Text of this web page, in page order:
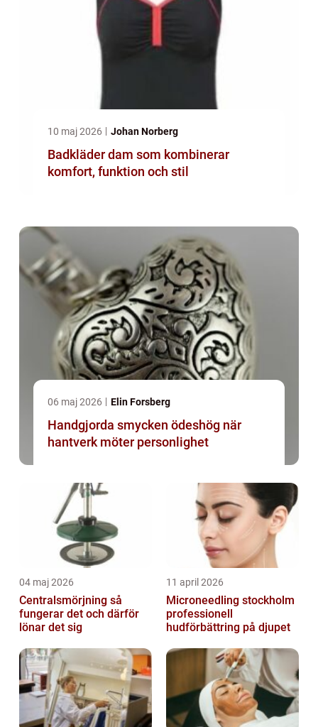
10 maj 2026 Johan Norberg
Badkläder dam som kombinerar
komfort, funktion och stil
06 maj 2026 Elin Forsberg
Handgjorda smycken ödeshög när
hantverk möter personlighet
04 maj 2026
Centralsmörjning så
fungerar det och därför
lönar det sig
11 april 2026
Microneedling stockholm
professionell
hudförbättring på djupet